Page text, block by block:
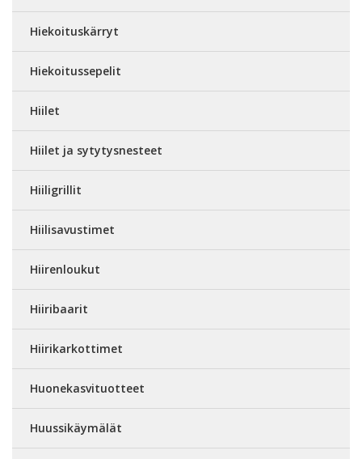
Hiekoituskärryt
Hiekoitussepelit
Hiilet
Hiilet ja sytytysnesteet
Hiiligrillit
Hiilisavustimet
Hiirenloukut
Hiiribaarit
Hiirikarkottimet
Huonekasvituotteet
Huussikäymälät